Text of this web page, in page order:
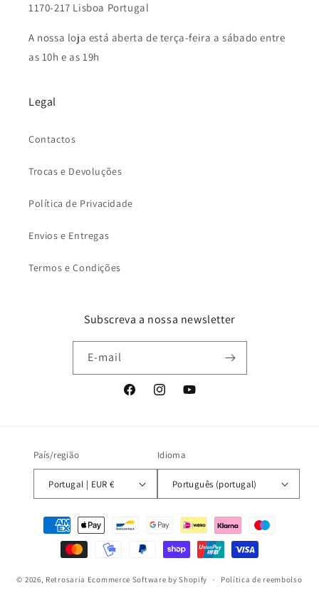
1170-217 Lisboa Portugal
A nossa loja está aberta de terça-feira a sábado entre
as 10h e as 19h
Legal
Contactos
Trocas e Devoluções
Política de Privacidade
Envios e Entregas
Termos e Condições
Subscreva a nossa newsletter
E-mail
FacebookInstagramYouTube
País/região
Portugal | EUR €
Idioma
Português (portugal)
Métodos
pagamento
© 2026, Retrosaria Ecommerce Software by Shopify Política de reembolso